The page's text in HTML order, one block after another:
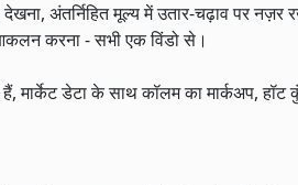
अंतर्निहित मूल्य में उतार-चढ़ाव पर नज़र
करना - सभी एक विंडो से।
मार्केट डेटा के साथ कॉलम का मार्कअप,